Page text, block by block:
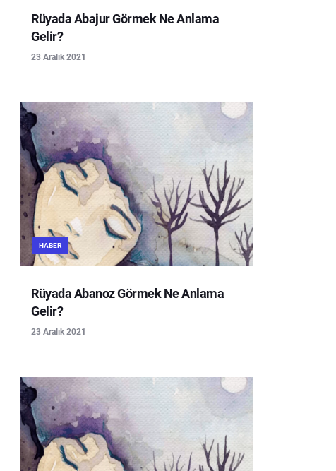
Rüyada Abajur Görmek Ne Anlama
Gelir?
23 Aralık 2021
HABER
Rüyada Abanoz Görmek Ne Anlama
Gelir?
23 Aralık 2021